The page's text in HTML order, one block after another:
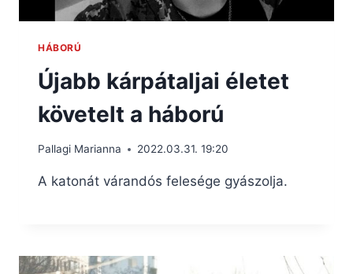
HÁBORÚ
Újabb kárpátaljai életet
követelt a háború
Pallagi Marianna 2022.03.31. 19:20
A katonát várandós felesége gyászolja.